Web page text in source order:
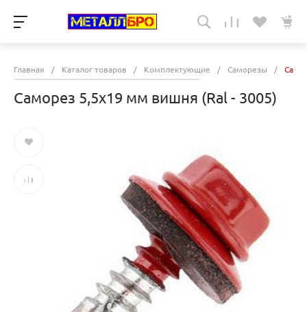
Главная / Каталог товаров / Комплектующие / Саморезы /
Саморез 5,5х19 мм вишня (Ral - 3005)